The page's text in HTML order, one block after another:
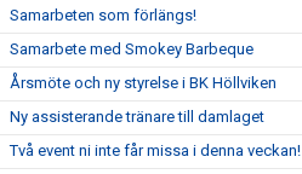
Samarbeten som förlängs!
Samarbete med Smokey Barbeque
Årsmöte och ny styrelse i BK Höllviken
Ny assisterande tränare till damlaget
Två event ni inte får missa i denna veckan!